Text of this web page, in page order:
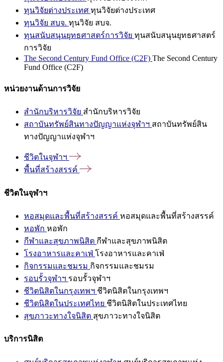
ทุนวิจัยต่างประเทศ ทุนวิจัยต่างประเทศ
ทุนวิจัย สบจ. ทุนวิจัย สบจ.
ทุนสนับสนุนยุทธศาสตร์การวิจัย ทุนสนับสนุนยุทธศาสตร์
การวิจัย
The Second Century Fund Office (C2F) The Second Century
Fund Office (C2F)
หน่วยงานด้านการวิจัย
สำนักบริหารวิจัย สำนักบริหารวิจัย
สถาบันทรัพย์สินทางปัญญาแห่งจุฬาฯ สถาบันทรัพย์สิน
ทางปัญญาแห่งจุฬาฯ
ชีวิตในจุฬาฯ
พื้นที่สร้างสรรค์
ชีวิตในจุฬาฯ
หอสมุดและพื้นที่สร้างสรรค์ หอสมุดและพื้นที่สร้างสรรค์
หอพัก หอพัก
กีฬาและสุขภาพนิสิต กีฬาและสุขภาพนิสิต
โรงอาหารและคาเฟ่ โรงอาหารและคาเฟ่
กิจกรรมและชมรม กิจกรรมและชมรม
รอบรั้วจุฬาฯ รอบรั้วจุฬาฯ
ชีวิตนิสิตในกรุงเทพฯ ชีวิตนิสิตในกรุงเทพฯ
ชีวิตนิสิตในประเทศไทย ชีวิตนิสิตในประเทศไทย
สุขภาวะทางใจนิสิต สุขภาวะทางใจนิสิต
บริการนิสิต